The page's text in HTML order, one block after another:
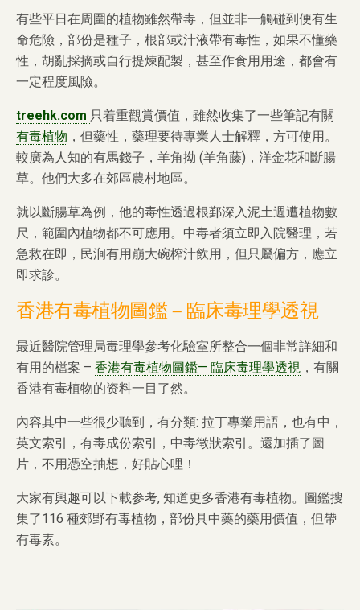
有些平日在周圍的植物雖然帶毒，但並非一觸碰到便有生
命危險，部份是種子，根部或汁液帶有毒性，如果不懂藥
性，胡亂採摘或自行提煉配製，甚至作食用用途，都會有
一定程度風險。
treehk.com 只着重觀賞價值，雖然收集了一些筆記有關
有毒植物 ，但藥性，藥理要待專業人士解釋，方可使用。
較廣為人知的有馬錢子，羊角拗 (羊角藤)，洋金花和斷腸
草。他們大多在郊區農村地區。
就以斷腸草為例，他的毒性透過根鄞深入泥土週遭植物數
尺，範圍內植物都不可應用。中毒者須立即入院醫理，若
急救在即，民涧有用崩大碗榨汁飲用，但只屬偏方，應立
即求診。
香港有毒植物圖鑑 – 臨床毒理學透視
最近醫院管理局毒理學參考化驗室所整合一個非常詳細和
有用的檔案 – 香港有毒植物圖鑑— 臨床毒理學透視 ，有關
香港有毒植物的资料一目了然。
內容其中一些很少聽到，有分類: 拉丁專業用語，也有中，
英文索引，有毒成份索引，中毒徵狀索引。還加插了圖
片，不用憑空抽想，好貼心哩！
大家有興趣可以下載参考, 知道更多香港有毒植物。圖鑑搜
集了116 種郊野有毒植物，部份具中藥的藥用價值，但帶
有毒素。